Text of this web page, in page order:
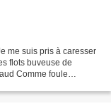
me suis pris à caresser
flots buveuse de
Comme foule